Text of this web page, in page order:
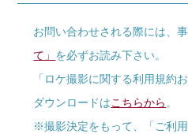
お問い合わせされる際には、
て」 を必ずお読み下さい。
「ロケ撮影に関する利用規約
ダウンロードはこちらから。
※撮影決定をもって、「ご利